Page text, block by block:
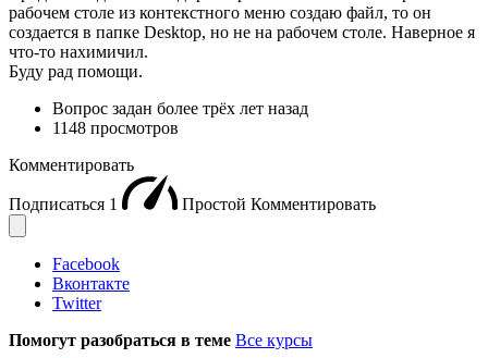
рабочем столе из контекстного меню создаю файл, то он
создается в папке Desktop, но не на рабочем столе. Наверное я
что-то нахимичил.
Буду рад помощи.
Вопрос задан более трёх лет назад
1148 просмотров
Комментировать
Подписаться 1 Простой Комментировать
Facebook
Вконтакте
Twitter
Помогут разобраться в теме Все курсы